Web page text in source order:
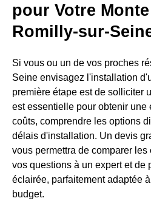
pour Votre
Romilly-sur-
Si vous ou un de vos proches
Seine envisagez l'installation
première étape est de solliciter
est essentielle pour obtenir une
coûts, comprendre les options
délais d'installation. Un devis
vous permettra de comparer les
vos questions à un expert et de
éclairée, parfaitement adaptée
budget.